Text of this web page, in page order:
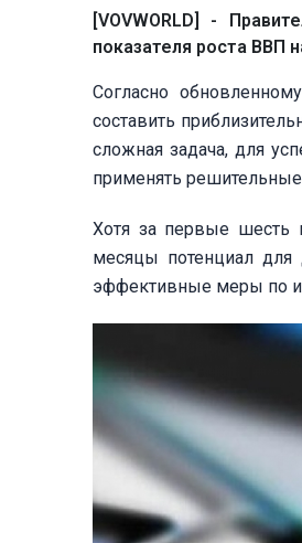
[VOVWORLD] -
показателя роста ВВП
Согласно
составить
сложная задача, для
применять
Хотя за первые шесть
месяцы потенциал для
эффективные меры по